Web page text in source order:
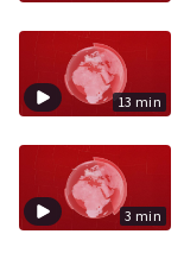
13 min
3 min